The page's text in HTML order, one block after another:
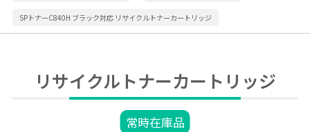
SPトナーC840H ブラック対応 リサイクルトナーカートリッジ
リサイクルトナーカートリッジ
常時在庫品